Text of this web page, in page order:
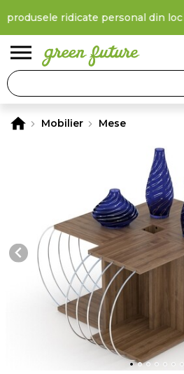
ridicate personal din locker
Mobilier Mese